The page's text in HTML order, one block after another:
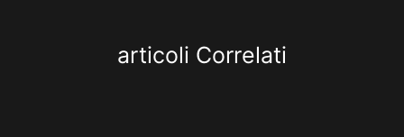
articoli Correlati